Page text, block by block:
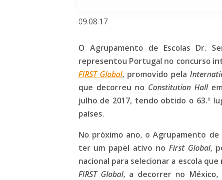
09.08.17
O Agrupamento de Escolas Dr.
representou Portugal no concurso
FIRST Global, promovido pela
que decorreu no Constitution Hall
julho de 2017, tendo obtido o 63.º
países.
No próximo ano, o Agrupamento
ter um papel ativo noFirst Global,
nacional para selecionar a escola
FIRST Global, a decorrer no México,